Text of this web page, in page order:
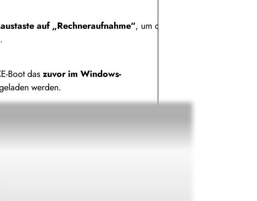
auf „Rechneraufnahme“, um den
Boot daszuvor im Windows-
werden.